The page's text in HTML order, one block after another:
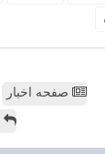
صفحه اخبار